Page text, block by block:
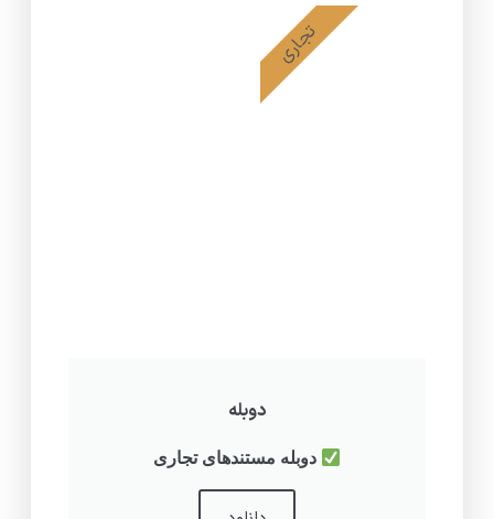
دوبله
دوبله مستندهای تجاری
تجاری